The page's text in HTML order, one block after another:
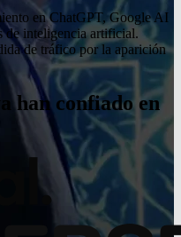
en ChatGPT, Google AI
de inteligencia artificial.
de tráfico por la aparición
han confiado en